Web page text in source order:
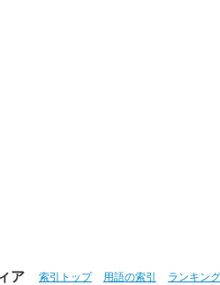
ア 索引トップ 用語の索引 ランキング